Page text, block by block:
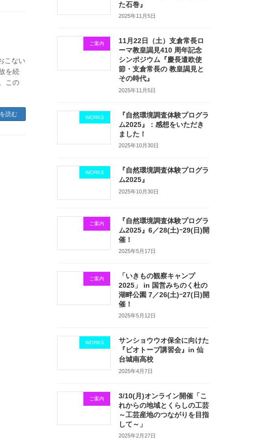
こない
を続
この
読む
た石巻』
2025年11月5日
ご案内
11月22日（土）支倉常長ロ
ーマ教皇謁見410 周年記念
シンポジウム『慶長遣欧使
節・支倉常長の 教皇謁見と
その時代』
2025年11月5日
WORKS
『自然環境調査体験プログラ
ム2025』：感想をいただき
ました！
2025年10月30日
WORKS
『自然環境調査体験プログラ
ム2025』
2025年10月30日
ご案内
『自然環境調査体験プログラ
ム2025』6／28(土)ｰ29(日)開
催！
2025年5月17日
ご案内
「いきもの観察キャンプ
2025」 in 国営みちのく杜の
湖畔公園 7／26(土)ｰ27(日)開
催！
2025年5月12日
WORKS
サンショウウオ保全に向けた
『ビオトープ講習会』in 仙
台城南高校
2025年4月7日
ご案内
3/10(月)オンライン開催「こ
れからの地域とくらしの工芸
～工芸産地のつながりを目指
して～」
2025年2月27日